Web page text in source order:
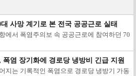
대 사망 계기로 본 전국 공공근로 실태
에서 폭염주의보 속 공공근로에 참여하던 70
하는 공공근로사업의 폭염 대응 체계를 다시
한다는 목소리가 커지고 있다. 포항시 등에
난 3일 오전 9시쯤 포항시 남구 효곡동 재래
도로변 쓰레기를 줍는 공공근로사업에 참여
폭염 장기화에 경로당 냉방비 긴급 지원
지는 기록적인 폭염으로 경로당 냉방기 가동